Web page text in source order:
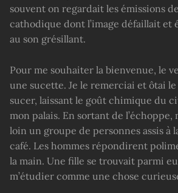
souvent on regardait les émissions
cathodique dont l’image défaillait et
au son grésillant.
Pour me souhaiter la bienvenue, le
une sucette. Je le remerciai et ôtai
sucer, laissant le goût chimique du
mon palais. En sortant de l’échoppe,
loin un groupe de personnes assis à
café. Les hommes répondirent
la main. Une fille se trouvait parmi
m’étudier comme une chose